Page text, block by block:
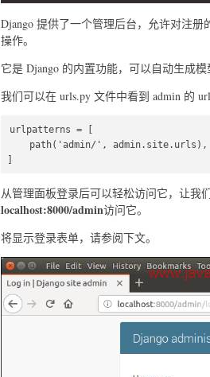
Django 提供了一个管理后台，允许对注册
操作。
它是 Django 的内置功能，可以自动生成模
我们可以在 urls.py 文件中看到 admin 的
urlpatterns = [
从管理面板登录后可以轻松访问它，让我
localhost:8000/admin访问它。
将显示登录表单，请参阅下文。